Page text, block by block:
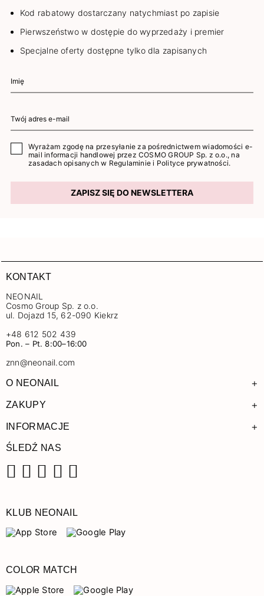
Kod rabatowy dostarczany natychmiast po zapisie
Pierwszeństwo w dostępie do wyprzedaży i premier
Specjalne oferty dostępne tylko dla zapisanych
Wyrażam zgodę na przesyłanie za pośrednictwem wiadomości e-
mail informacji handlowej przez COSMO GROUP Sp. z o.o., na
zasadach opisanych w Regulaminie i Polityce prywatności.
ZAPISZ SIĘ DO NEWSLETTERA
KONTAKT
NEONAIL
Cosmo Group Sp. z o.o.
ul. Dojazd 15, 62-090 Kiekrz
+48 612 502 439
Pon. – Pt. 8:00–16:00
znn@neonail.com
O NEONAIL +
ZAKUPY +
INFORMACJE +
ŚLEDŹ NAS
KLUB NEONAIL
COLOR MATCH